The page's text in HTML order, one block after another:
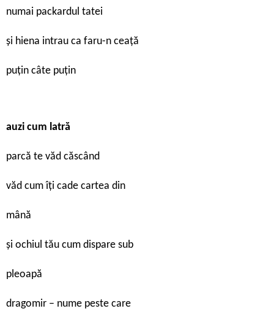
numai packardul tatei
și hiena intrau ca faru-n ceață
puțin câte puțin
auzi cum latră
parcă te văd căscând
văd cum îți cade cartea din
mână
și ochiul tău cum dispare sub
pleoapă
dragomir – nume peste care